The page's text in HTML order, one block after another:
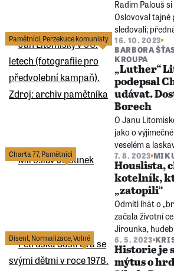
narozeniny.
Radim Palouš
Oslovoval tajné
sledovali;
celách
výslechu snědl
dopis od
Josefa Zvěřiny.
Pamětníci,Perzekuce komunisty 16. 10. 2023
BARBORA
KROUPA
„Luther“
podepsal
udávat.
Borech
O Janu
jako o
veselém a
Jako o hluboce
buldočí
vyšetřovatelé
Borech.
Charta 77,Pamětníci 7. 8. 2023
Houslista,
kotelník,
„zatopili“
Odmítl lhát o
začala životní
Jirounka,
studenta,
dělníka,
později
Disent,Normalizace,Volné 6. 5. 2023
Historie je
mýtus o